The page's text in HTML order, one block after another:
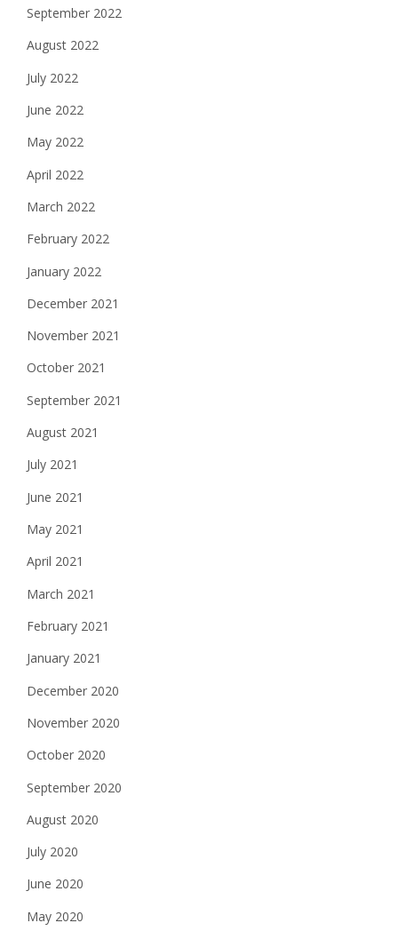
September 2022
August 2022
July 2022
June 2022
May 2022
April 2022
March 2022
February 2022
January 2022
December 2021
November 2021
October 2021
September 2021
August 2021
July 2021
June 2021
May 2021
April 2021
March 2021
February 2021
January 2021
December 2020
November 2020
October 2020
September 2020
August 2020
July 2020
June 2020
May 2020